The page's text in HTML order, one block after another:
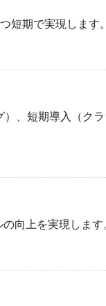
短期で実現します。
、短期導入（ク
向上を実現します